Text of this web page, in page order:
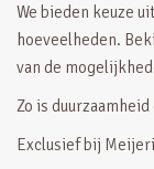
We bieden keuze
hoeveelheden.
van de
Zo is
Exclusief bij